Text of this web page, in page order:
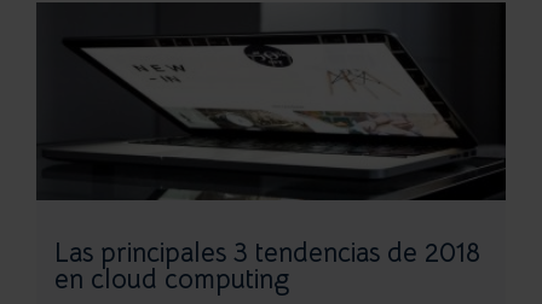
Las principales 3 tendencias de 2018
en cloud computing